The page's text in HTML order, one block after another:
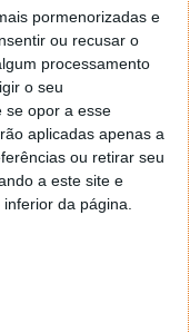
pormenorizadas e
ou recusar o
processamento
o seu
se opor a esse
aplicadas apenas a
ou retirar seu
a este site e
da página.
mesmo?
conseguia
queríamos saber.
Bing Image
. Uma, de facto, o